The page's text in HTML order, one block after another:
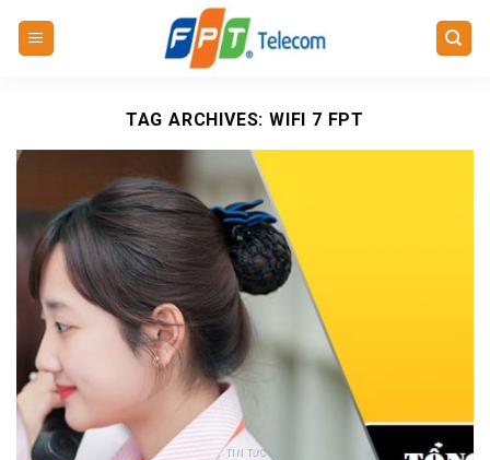
TAG ARCHIVES:WIFI 7 FPT
TIN TỨC